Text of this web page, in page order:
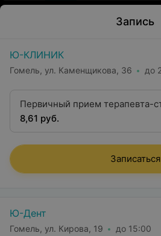
Запись
Ю-КЛИНИК
Гомель, ул. Каменщикова, 36 до
Первичный прием терапевта-
8,61 руб.
Записаться
Ю-Дент
Гомель, ул. Кирова, 19 до 15:00